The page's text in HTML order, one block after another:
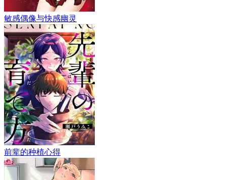
敏感偶像与快感幽灵
前辈的种植心得